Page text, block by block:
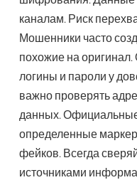
каналам. Риск
Мошенники часто
похожие на
логины и пароли у
важно проверять
данных.
определенные
фейков. Всегда
источниками